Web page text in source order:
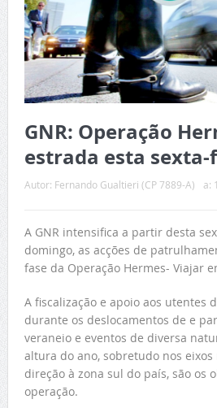
GNR: Operação
estrada esta sexta-
Autor: Fernando Gualtieri (CP 7889-A) a:
A GNR intensifica a partir desta
domingo, as acções de
fase da Operação Hermes- Viajar
A fiscalização e apoio aos utentes
durante os deslocamentos de e
veraneio e eventos de diversa
altura do ano, sobretudo nos eixos
direção à zona sul do país, são os
operação.